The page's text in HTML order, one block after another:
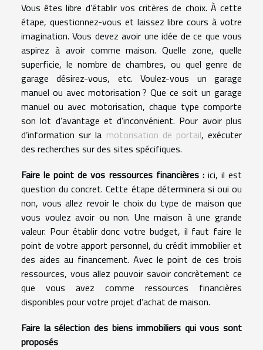
Vous êtes libre d’établir vos critères de choix. À cette
étape, questionnez-vous et laissez libre cours à votre
imagination. Vous devez avoir une idée de ce que vous
aspirez à avoir comme maison. Quelle zone, quelle
superficie, le nombre de chambres, ou quel genre de
garage désirez-vous, etc. Voulez-vous un garage
manuel ou avec motorisation ? Que ce soit un garage
manuel ou avec motorisation, chaque type comporte
son lot d’avantage et d’inconvénient. Pour avoir plus
d’information sur la motorisation de portail, exécuter
des recherches sur des sites spécifiques.
Faire le point de vos ressources financières : ici, il est
question du concret. Cette étape déterminera si oui ou
non, vous allez revoir le choix du type de maison que
vous voulez avoir ou non. Une maison à une grande
valeur. Pour établir donc votre budget, il faut faire le
point de votre apport personnel, du crédit immobilier et
des aides au financement. Avec le point de ces trois
ressources, vous allez pouvoir savoir concrètement ce
que vous avez comme ressources financières
disponibles pour votre projet d’achat de maison.
Faire la sélection des biens immobiliers qui vous sont
proposés